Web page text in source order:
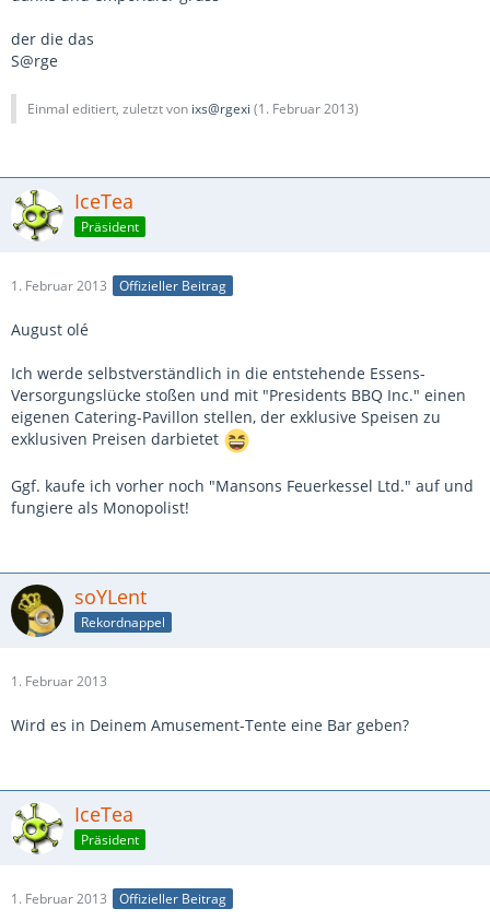
der die das
S@rge
Einmal editiert, zuletzt von ixs@rgexi (1. Februar 2013)
IceTea
Präsident
1. Februar 2013 Offizieller Beitrag
August olé
Ich werde selbstverständlich in die entstehende Essens-
Versorgungslücke stoßen und mit "Presidents BBQ Inc." einen
eigenen Catering-Pavillon stellen, der exklusive Speisen zu
exklusiven Preisen darbietet
Ggf. kaufe ich vorher noch "Mansons Feuerkessel Ltd." auf und
fungiere als Monopolist!
soYLent
Rekordnappel
1. Februar 2013
Wird es in Deinem Amusement-Tente eine Bar geben?
IceTea
Präsident
1. Februar 2013 Offizieller Beitrag